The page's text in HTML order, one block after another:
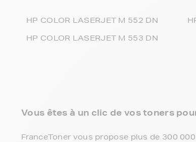
HP COLOR LASERJET M 552 DN
HP COLOR LASERJET M 553 DN
Vous êtes à un clic de vos toners
FranceToner vous propose plus de 300